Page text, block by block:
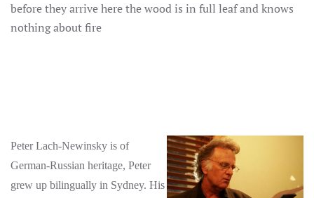
before they arrive here the wood is in full leaf and knows
nothing about fire
Peter Lach-Newinsky is of
German-Russian heritage, Peter
grew up bilingually in Sydney. His